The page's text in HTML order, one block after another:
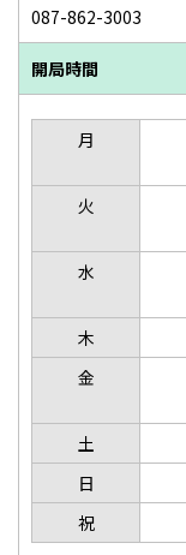
087-862-3003
開局時間
月
火
水
木
金
土
日
祝